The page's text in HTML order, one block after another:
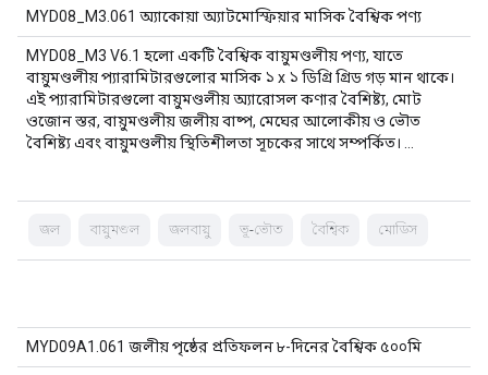
MYD08_M3.061 অ্যাকোয়া অ্যাটমোস্ফিয়ার মাসিক বৈশ্বিক পণ্য
MYD08_M3 V6.1 হলো একটি বৈশ্বিক বায়ুমণ্ডলীয় পণ্য, যাতে
বায়ুমণ্ডলীয় প্যারামিটারগুলোর মাসিক ১ x ১ ডিগ্রি গ্রিড গড় মান থাকে।
এই প্যারামিটারগুলো বায়ুমণ্ডলীয় অ্যারোসল কণার বৈশিষ্ট্য, মোট
ওজোন স্তর, বায়ুমণ্ডলীয় জলীয় বাষ্প, মেঘের আলোকীয় ও ভৌত
বৈশিষ্ট্য এবং বায়ুমণ্ডলীয় স্থিতিশীলতা সূচকের সাথে সম্পর্কিত। …
জল বায়ুমণ্ডল জলবায়ু ভূ-ভৌত বৈশ্বিক মোডিস
MYD09A1.061 জলীয় পৃষ্ঠের প্রতিফলন ৮-দিনের বৈশ্বিক ৫০০মি